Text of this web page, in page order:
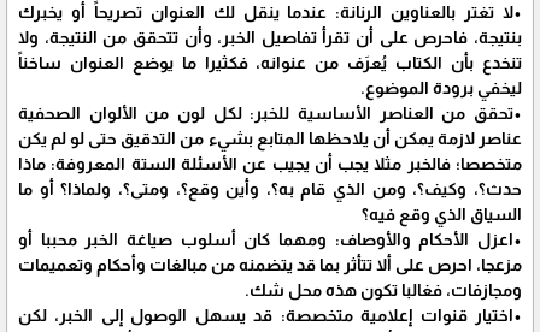
•لا تغتر بالعناوين الرنانة: عندما ينقل لك العنوان تصريحاً أو يخبرك
بنتيجة، فاحرص على أن تقرأ تفاصيل الخبر، وأن تتحقق من النتيجة، ولا
تنخدع بأن الكتاب يُعرَف من عنوانه، فكثيرا ما يوضع العنوان ساخناً
ليخفي برودة الموضوع.
•تحقق من العناصر الأساسية للخبر: لكل لون من الألوان الصحفية
عناصر لازمة يمكن أن يلاحظها المتابع بشيء من التدقيق حتى لو لم يكن
متخصصا؛ فالخبر مثلا يجب أن يجيب عن الأسئلة الستة المعروفة: ماذا
حدث؟، وكيف؟، ومن الذي قام به؟، وأين وقع؟، ومتى؟، ولماذا؟ أو ما
السياق الذي وقع فيه؟
•اعزل الأحكام والأوصاف: ومهما كان أسلوب صياغة الخبر محببا أو
مزعجا، احرص على ألا تتأثر بما قد يتضمنه من مبالغات وأحكام وتعميمات
ومجازفات، فغالبا تكون هذه محل شك.
•اختيار قنوات إعلامية متخصصة: قد يسهل الوصول إلى الخبر، لكن